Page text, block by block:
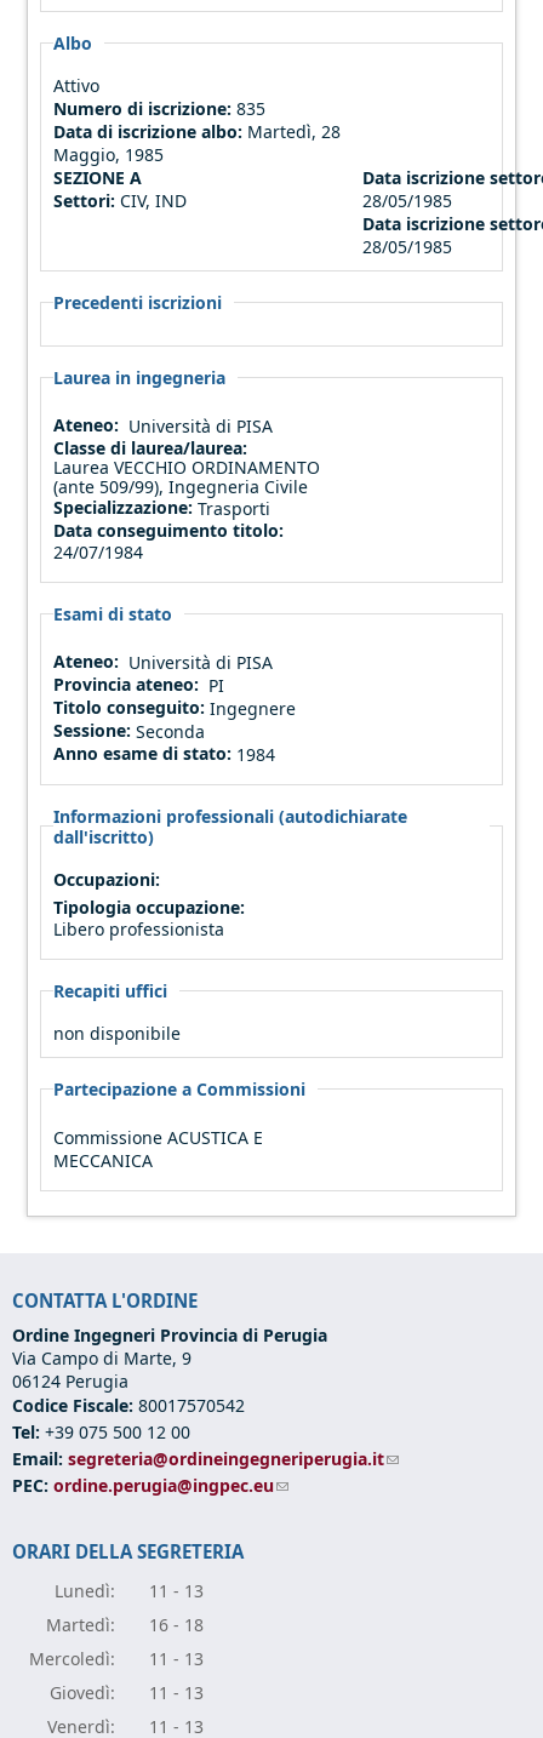
Albo
Attivo
Numero di iscrizione: 835
Data di iscrizione albo: Martedì, 28
Maggio, 1985
SEZIONE A
Settori: CIV, IND
Data iscrizione
28/05/1985
Data iscrizione
28/05/1985
Precedenti iscrizioni
Laurea in ingegneria
Ateneo: Università di PISA
Classe di laurea/laurea:
Laurea VECCHIO ORDINAMENTO
(ante 509/99), Ingegneria Civile
Specializzazione:Trasporti
Data conseguimento titolo:
24/07/1984
Esami di stato
Ateneo: Università di PISA
Provincia ateneo: PI
Titolo conseguito:Ingegnere
Sessione:Seconda
Anno esame di stato: 1984
Informazioni professionali (autodichiarate
dall'iscritto)
Occupazioni:
Tipologia occupazione:
Libero professionista
Recapiti uffici
non disponibile
Partecipazione a Commissioni
Commissione ACUSTICA E
MECCANICA
CONTATTA L'ORDINE
Ordine Ingegneri Provincia di Perugia
Via Campo di Marte, 9
06124 Perugia
Codice Fiscale: 80017570542
Tel: +39 075 500 12 00
Email: segreteria@ordineingegneriperugia.it(link sends e-mail)
PEC: ordine.perugia@ingpec.eu(link sends e-mail)
ORARI DELLA SEGRETERIA
Lunedì:
11 - 13
Martedì:
16 - 18
Mercoledì:
11 - 13
Giovedì:
11 - 13
Venerdì: 11 - 13